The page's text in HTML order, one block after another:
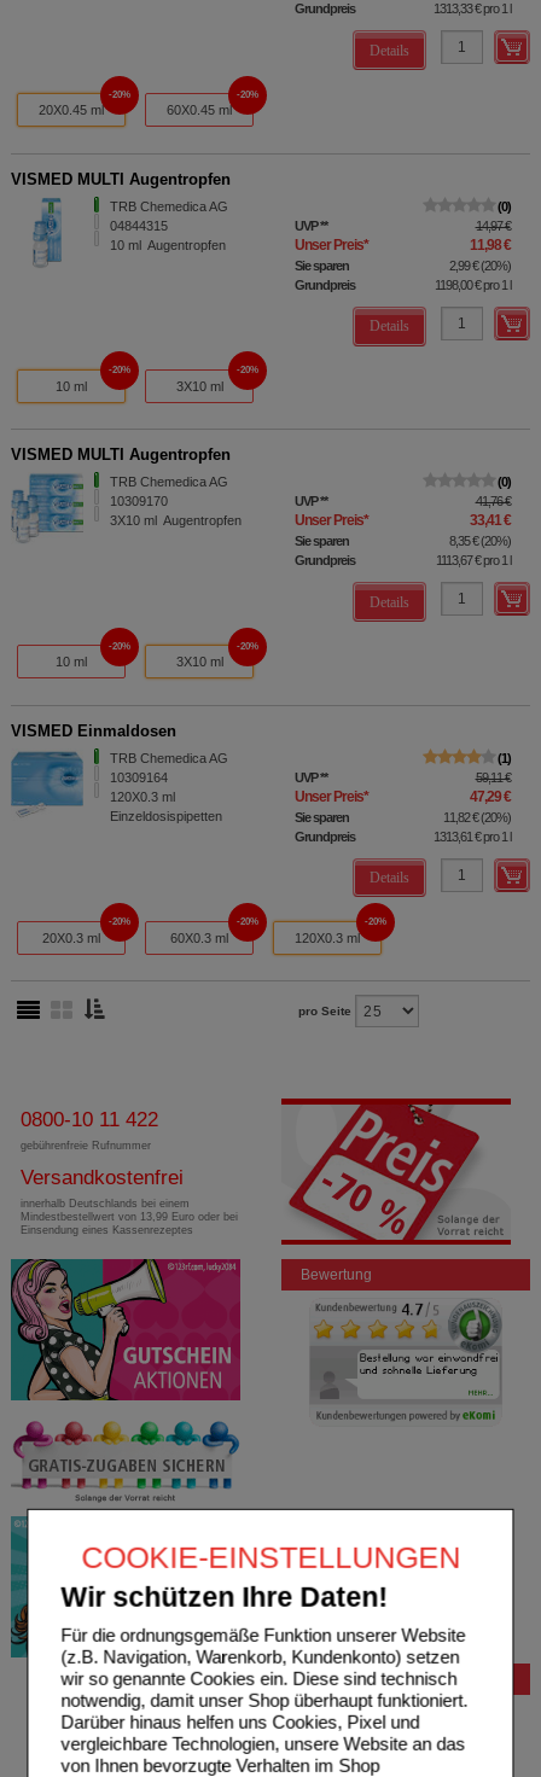
COOKIE-EINSTELLUNGEN
Wir schützen Ihre Daten!
Für die ordnungsgemäße Funktion unserer Website
(z.B. Navigation, Warenkorb, Kundenkonto) setzen
wir so genannte Cookies ein. Diese sind technisch
notwendig, damit unser Shop überhaupt funktioniert.
Darüber hinaus helfen uns Cookies, Pixel und
vergleichbare Technologien, unsere Website an das
von Ihnen bevorzugte Verhalten im Shop
Grundpreis
1313,33 €pro 1 l
Details
20X0.45 ml
20%
60X0.45 ml
20%
VISMED MULTI Augentropfen
TRB Chemedica AG
04844315
10 ml Augentropfen
0
UVP** 14,97 €
Unser Preis* 11,98 €
Sie sparen 2,99 €(20%)
Grundpreis
1198,00 €pro 1 l
Details
10 ml
20%
3X10 ml
20%
VISMED MULTI Augentropfen
TRB Chemedica AG
10309170
3X10 ml Augentropfen
0
UVP** 41,76 €
Unser Preis* 33,41 €
Sie sparen 8,35 €(20%)
Grundpreis
1113,67 €pro 1 l
Details
10 ml
20%
3X10 ml
20%
VISMED Einmaldosen
TRB Chemedica AG
10309164
120X0.3 ml
Einzeldosispipetten
1
UVP** 59,11 €
Unser Preis* 47,29 €
Sie sparen 11,82 €(20%)
Grundpreis
1313,61 €pro 1 l
Details
20X0.3 ml
20%
60X0.3 ml
20%
120X0.3 ml
20%
pro Seite
0800-10 11 422
gebührenfreie Rufnummer
Versandkostenfrei
innerhalb Deutschlands bei einem
Mindestbestellwert von 13,99 Euro oder bei
Einsendung eines Kassenrezeptes
Bewertung
Bestellung
Hilfe zur Anmeldung
Hilfe zum Bestellvorgang
Zahlungsmöglichkeiten